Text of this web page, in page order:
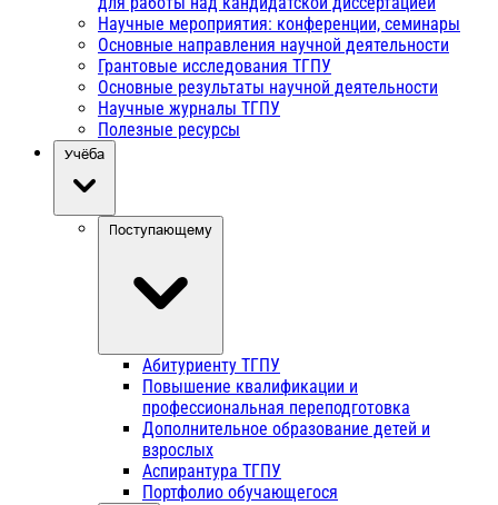
Научные мероприятия: конференции, семинары
Основные направления научной деятельности
Грантовые исследования ТГПУ
Основные результаты научной деятельности
Научные журналы ТГПУ
Полезные ресурсы
Учёба
Поступающему
Абитуриенту ТГПУ
Повышение квалификации и
профессиональная переподготовка
Дополнительное образование детей и
взрослых
Аспирантура ТГПУ
Портфолио обучающегося